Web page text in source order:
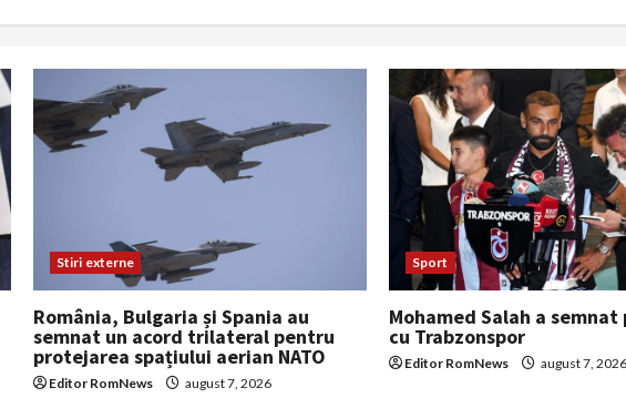
Stiri externe
România, Bulgaria și Spania au
semnat un acord trilateral pentru
protejarea spațiului aerian NATO
Editor RomNews august 7, 2026
Sport
Mohamed Salah a semnat
cu Trabzonspor
Editor RomNews august 7, 2026